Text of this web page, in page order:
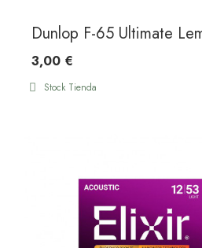
Strap Chocolate Brown
Dunlop F-65 Ultimate
3,00 €
Stock Tienda